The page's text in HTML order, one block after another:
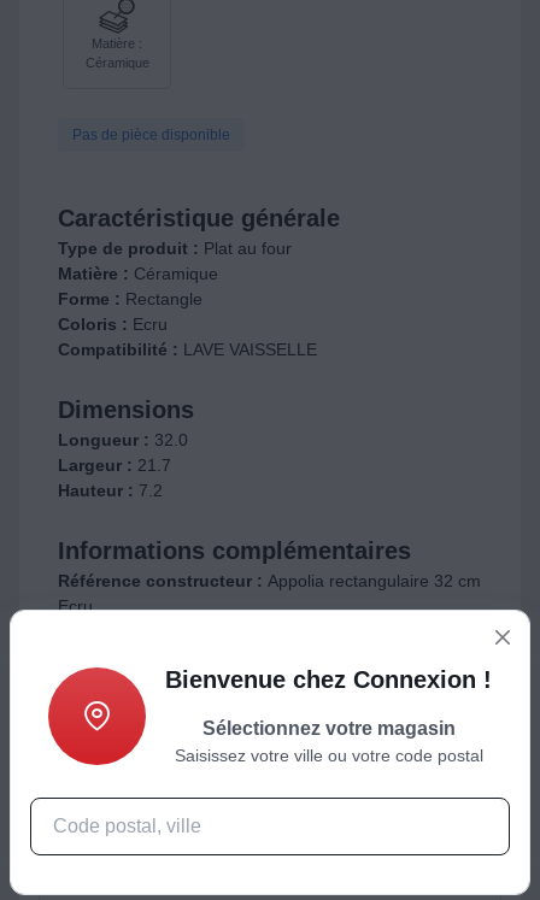
Matière :
Céramique
Pas de pièce disponible
Caractéristique générale
Type de produit : Plat au four
Matière : Céramique
Forme : Rectangle
Coloris : Ecru
Compatibilité : LAVE VAISSELLE
Dimensions
Longueur : 32.0
Largeur : 21.7
Hauteur : 7.2
Informations complémentaires
Référence constructeur : Appolia rectangulaire 32 cm
Ecru
Produits complémentaires
Bienvenue chez Connexion !
Sélectionnez votre magasin
Saisissez votre ville ou votre code postal